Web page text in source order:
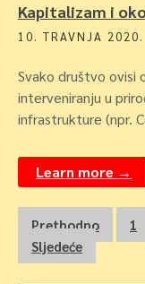
Kapitalizam i
10. TRAVNJA 2020.
Svako društvo ovisi
interveniranju u
infrastrukture (npr.
Learn more →
Navigacija
objava
Prethodno 1
Sljedeće